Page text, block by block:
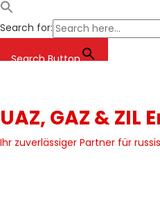
Search for:
Search Button
UAZ, GAZ &
Ihr zuverlässiger Partner für